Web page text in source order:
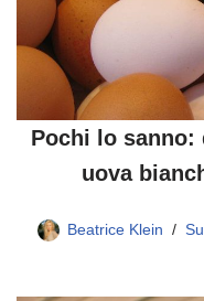
Pochi lo sanno:
uova
Beatrice Klein